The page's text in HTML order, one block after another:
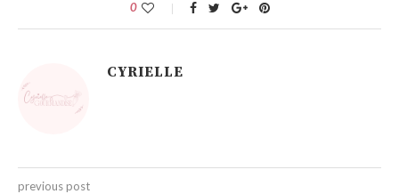
0
CYRIELLE
previous post